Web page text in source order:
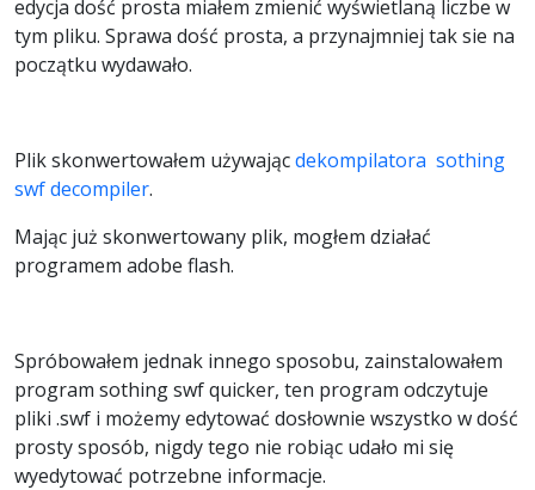
edycja dość prosta miałem zmienić wyświetlaną liczbe w
tym pliku. Sprawa dość prosta, a przynajmniej tak sie na
początku wydawało.
Plik skonwertowałem używającdekompilatora sothing
swf decompiler.
Mając już skonwertowany plik, mogłem działać
programem adobe flash.
Spróbowałem jednak innego sposobu, zainstalowałem
program sothing swf quicker, ten program odczytuje
pliki .swf i możemy edytować dosłownie wszystko w dość
prosty sposób, nigdy tego nie robiąc udało mi się
wyedytować potrzebne informacje.